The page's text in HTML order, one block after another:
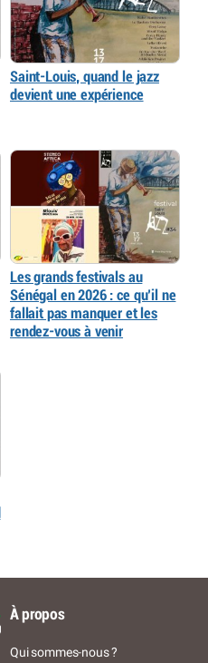
Saint-Louis, quand le jazz
devient une expérience
Les grands festivals au
Sénégal en 2026 : ce qu’il ne
fallait pas manquer et les
rendez-vous à venir
À propos
Qui sommes-nous ?